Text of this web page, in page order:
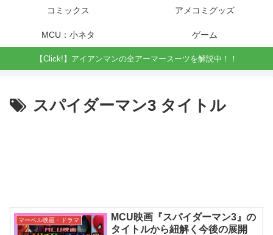
コミックス アメコミグッズ
MCU：小ネタ ゲーム
【Click!】アイアンマンの全アーマースーツを解説中！！
スパイダーマン3 タイトル
マーベル映画・ドラマ
MCU映画『スパイダーマン3』の
タイトルから紐解く今後の展開